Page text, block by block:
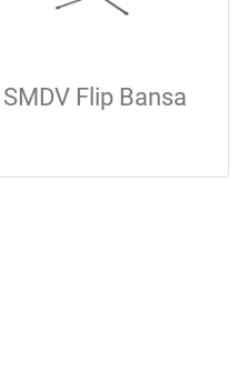
SMDV Flip Bansa